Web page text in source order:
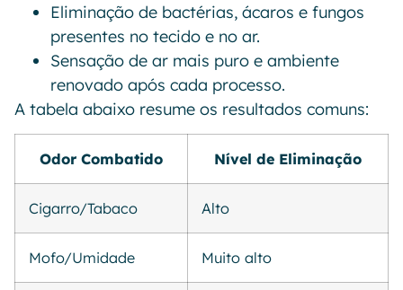
Eliminação de bactérias, ácaros e fungos
presentes no tecido e no ar.
Sensação de ar mais puro e ambiente
renovado após cada processo.
A tabela abaixo resume os resultados comuns:
Odor Combatido Nível de Eliminação
Cigarro/Tabaco Alto
Mofo/Umidade Muito alto